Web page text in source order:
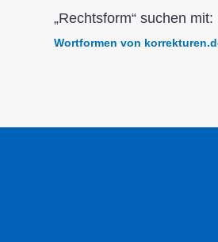
„Rechtsform“ suchen mit:
Wortformen von